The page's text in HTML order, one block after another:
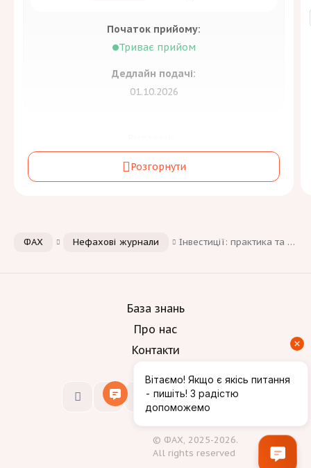
Державна науково-технічна бібліотека
України
2 на рік
Культура, мистецтво та гуманітарні науки
Мови:
Вимоги до автора
Початок прийому:
Триває прийом
Дедлайн подачі:
01.10.2026
Розгорнути
ФАХ Нефахові журнали Інвестиції: практика та досвід
База знань
Про нас
Контакти
© ФАХ, 2025-2026.
All rights reserved